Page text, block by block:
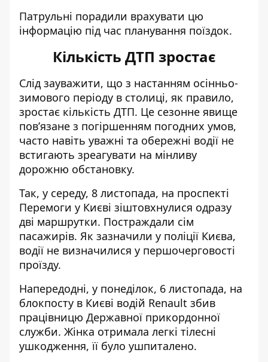
Патрульні порадили врахувати цю
інформацію під час планування поїздок.
Кількість ДТП зростає
Слід зауважити, що з настанням осінньо-
зимового періоду в столиці, як правило,
зростає кількість ДТП. Це сезонне явище
пов’язане з погіршенням погодних умов,
часто навіть уважні та обережні водії не
встигають зреагувати на мінливу
дорожню обстановку.
Так, у середу, 8 листопада, на проспекті
Перемоги у Києві зіштовхнулися одразу
дві маршрутки. Постраждали сім
пасажирів. Як зазначили у поліції Києва,
водії не визначилися у першочерговості
проїзду.
Напередодні, у понеділок, 6 листопада, на
блокпосту в Києві водій Renault збив
працівницю Державної прикордонної
служби. Жінка отримала легкі тілесні
ушкодження, її було ушпиталено.